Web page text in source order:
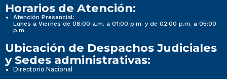
Horarios de Atención:
Atención Presencial:
Lunes a Viernes de 08:00 a.m. a 01:00 p.m. y de 02:00 p.m. a 05:00
p.m.
Ubicación de Despachos Judiciales
y Sedes administrativas:
Directorio Nacional